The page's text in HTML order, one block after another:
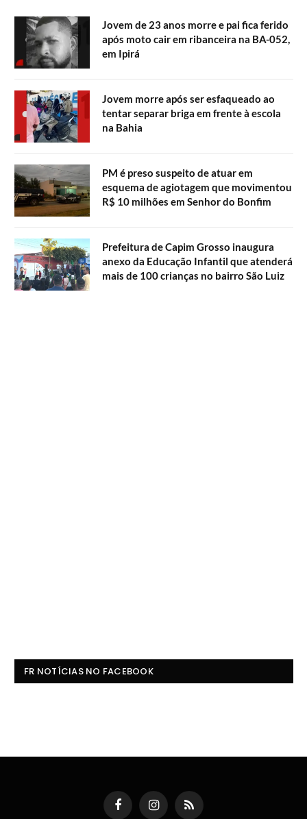
Jovem de 23 anos morre e pai fica ferido
após moto cair em ribanceira na BA-052,
em Ipirá
Jovem morre após ser esfaqueado ao
tentar separar briga em frente à escola
na Bahia
PM é preso suspeito de atuar em
esquema de agiotagem que movimentou
R$ 10 milhões em Senhor do Bonfim
Prefeitura de Capim Grosso inaugura
anexo da Educação Infantil que atenderá
mais de 100 crianças no bairro São Luiz
FR NOTÍCIAS NO FACEBOOK
FacebookInstagramRSS